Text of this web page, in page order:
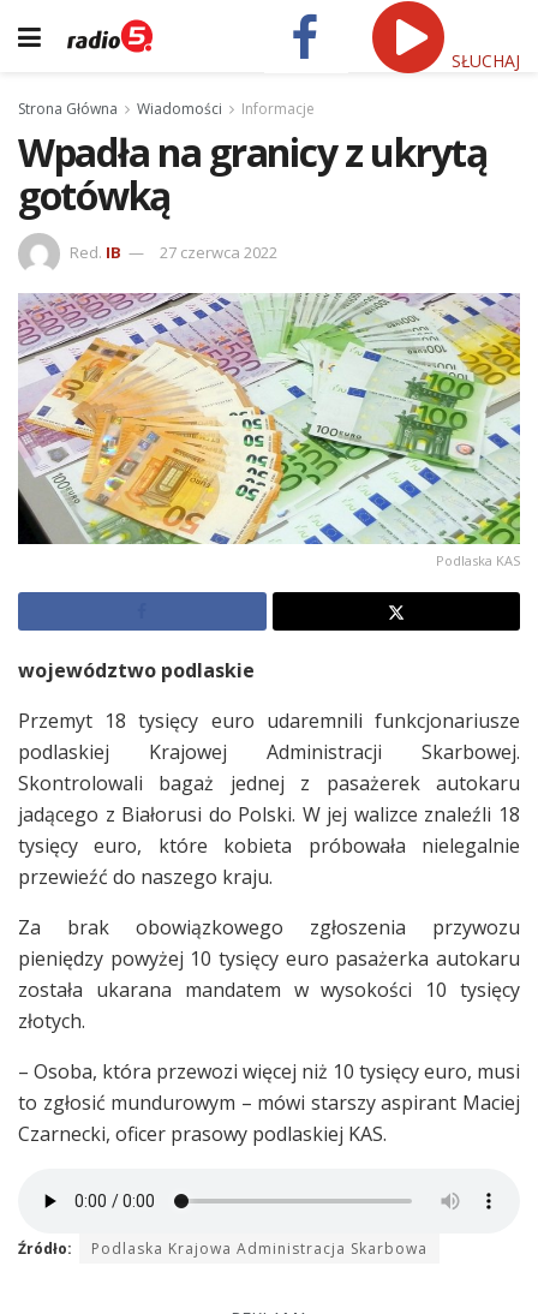
SŁUCHAJ
Strona Główna Wiadomości Informacje
Wpadła na granicy z ukrytą
gotówką
Red. IB 27 czerwca 2022
Podlaska KAS
województwo podlaskie
Przemyt 18 tysięcy euro udaremnili funkcjonariusze
podlaskiej Krajowej Administracji Skarbowej.
Skontrolowali bagaż jednej z pasażerek autokaru
jadącego z Białorusi do Polski. W jej walizce znaleźli 18
tysięcy euro, które kobieta próbowała nielegalnie
przewieźć do naszego kraju.
Za brak obowiązkowego zgłoszenia przywozu
pieniędzy powyżej 10 tysięcy euro pasażerka autokaru
została ukarana mandatem w wysokości 10 tysięcy
złotych.
– Osoba, która przewozi więcej niż 10 tysięcy euro, musi
to zgłosić mundurowym – mówi starszy aspirant Maciej
Czarnecki, oficer prasowy podlaskiej KAS.
Źródło: Podlaska Krajowa Administracja Skarbowa